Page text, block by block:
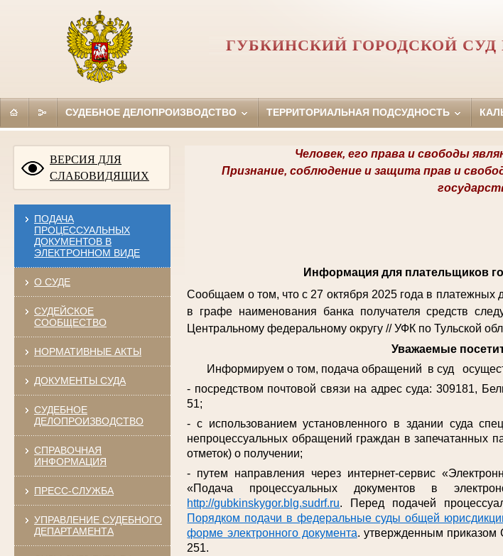
ГУБКИНСКИЙ ГОРОДСКОЙ
СУДЕБНОЕ ДЕЛОПРОИЗВОДСТВО ТЕРРИТОРИАЛЬНАЯ ПОДСУДНОСТЬ
ВЕРСИЯ ДЛЯ
СЛАБОВИДЯЩИХ
ПОДАЧА
ПРОЦЕССУАЛЬНЫХ
ДОКУМЕНТОВ В
ЭЛЕКТРОННОМ ВИДЕ
О СУДЕ
СУДЕЙСКОЕ
СООБЩЕСТВО
НОРМАТИВНЫЕ АКТЫ
ДОКУМЕНТЫ СУДА
СУДЕБНОЕ
ДЕЛОПРОИЗВОДСТВО
СПРАВОЧНАЯ
ИНФОРМАЦИЯ
ПРЕСС-СЛУЖБА
УПРАВЛЕНИЕ СУДЕБНОГО
ДЕПАРТАМЕНТА
Человек, его права и свободы
Признание, соблюдение и защита прав и
Информация для плательщиков
Сообщаем о том, что с 27 октября 2025 года в платежных
в графе наименования банка получателя средств
Центральному федеральному округу // УФК по Тульской
Уважаемые
Информируем о том, подача обращений в суд
- посредством почтовой связи на адрес суда: 309181,
51;
- с использованием установленного в здании суда
непроцессуальных обращений граждан в запечатанных
отметок) о получении;
- путем направления через интернет-сервис
«Подача процессуальных документов в
http://gubkinskygor.blg.sudrf.ru. Перед подачей
Порядком подачи в федеральные суды общей
форме электронного документа. утвержденным приказом
251.